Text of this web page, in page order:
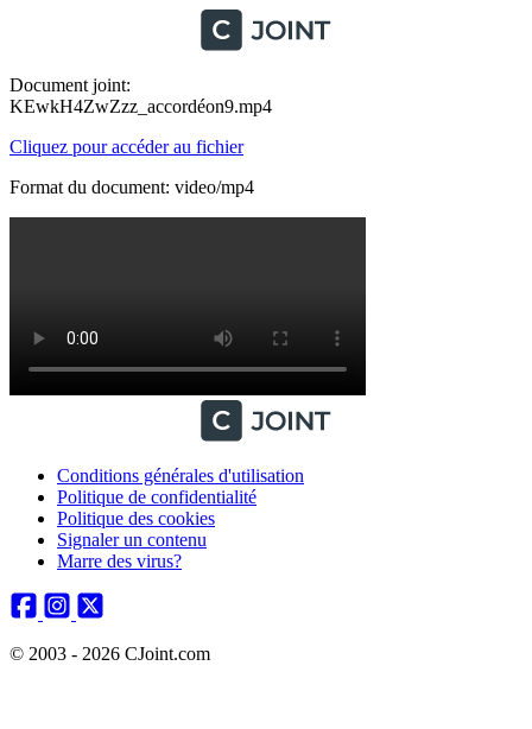
Document joint:
KEwkH4ZwZzz_accordéon9.mp4
Cliquez pour accéder au fichier
Format du document: video/mp4
Conditions générales d'utilisation
Politique de confidentialité
Politique des cookies
Signaler un contenu
Marre des virus?
© 2003 - 2026 CJoint.com